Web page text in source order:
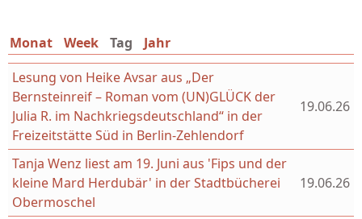
Monat Week Tag (aktiver Reiter)
Jahr
Lesung von Heike Avsar aus „Der
Bernsteinreif – Roman vom (UN)GLÜCK der
Julia R. im Nachkriegsdeutschland“ in der
Freizeitstätte Süd in Berlin-Zehlendorf
19.06.26
Tanja Wenz liest am 19. Juni aus 'Fips und der
kleine Mard Herdubär' in der Stadtbücherei
Obermoschel
19.06.26